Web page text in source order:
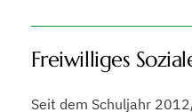
Freiwilliges
Seit dem Schuljahr